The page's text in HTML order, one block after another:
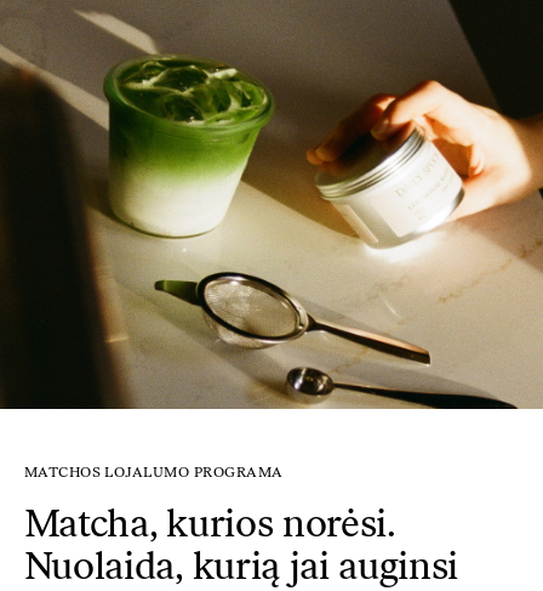
MATCHOS LOJALUMO PROGRAMA
Matcha, kurios norėsi.
Nuolaida, kurią jai auginsi